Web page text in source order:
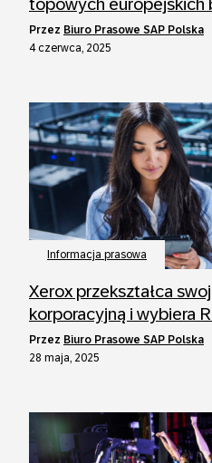
topowych europejskich
przez Biuro Prasowe SAP Polska
4 czerwca, 2025
Informacja prasowa
Xerox przekształca
korporacyjną i wybiera
przez Biuro Prasowe SAP Polska
28 maja, 2025